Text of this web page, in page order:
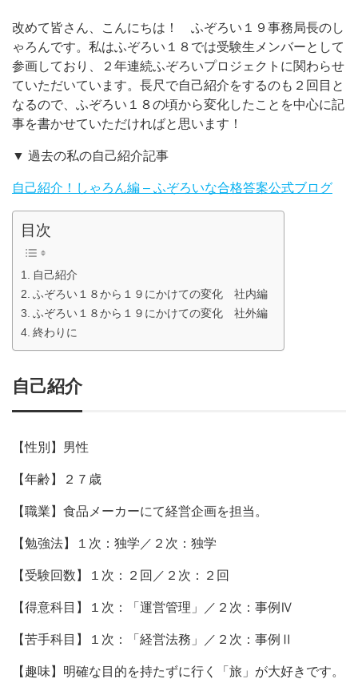
改めて皆さん、こんにちは！ ふぞろい１９事務局長のし
ゃろんです。私はふぞろい１８では受験生メンバーとして
参画しており、２年連続ふぞろいプロジェクトに関わらせ
ていただいています。長尺で自己紹介をするのも２回目と
なるので、ふぞろい１８の頃から変化したことを中心に記
事を書かせていただければと思います！
▼ 過去の私の自己紹介記事
自己紹介！しゃろん編 – ふぞろいな合格答案公式ブログ
目次
自己紹介
ふぞろい１８から１９にかけての変化 社内編
ふぞろい１８から１９にかけての変化 社外編
終わりに
自己紹介
【性別】男性
【年齢】２７歳
【職業】食品メーカーにて経営企画を担当。
【勉強法】１次：独学／２次：独学
【受験回数】１次：２回／２次：２回
【得意科目】１次：「運営管理」／２次：事例Ⅳ
【苦手科目】１次：「経営法務」／２次：事例Ⅱ
【趣味】明確な目的を持たずに行く「旅」が大好きです。